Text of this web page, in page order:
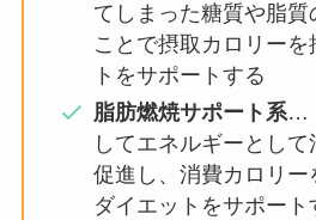
てしまった糖質や脂質
ことで摂取カロリーを
トをサポートする
脂肪燃焼サポート系…
してエネルギーとし
促進し、消費カロリ
ダイエットをサポート